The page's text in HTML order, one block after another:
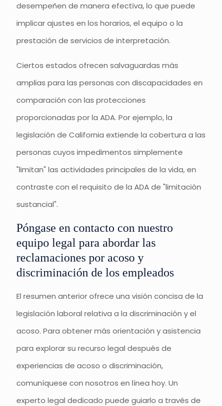
desempeñen de manera efectiva, lo que puede
implicar ajustes en los horarios, el equipo o la
prestación de servicios de interpretación.
Ciertos estados ofrecen salvaguardas más
amplias para las personas con discapacidades en
comparación con las protecciones
proporcionadas por la ADA. Por ejemplo, la
legislación de California extiende la cobertura a las
personas cuyos impedimentos simplemente
"limitan" las actividades principales de la vida, en
contraste con el requisito de la ADA de "limitación
sustancial".
Póngase en contacto con nuestro
equipo legal para abordar las
reclamaciones por acoso y
discriminación de los empleados
El resumen anterior ofrece una visión concisa de la
legislación laboral relativa a la discriminación y el
acoso. Para obtener más orientación y asistencia
para explorar su recurso legal después de
experiencias de acoso o discriminación,
comuníquese con nosotros en línea hoy. Un
experto legal dedicado puede guiarlo a través de